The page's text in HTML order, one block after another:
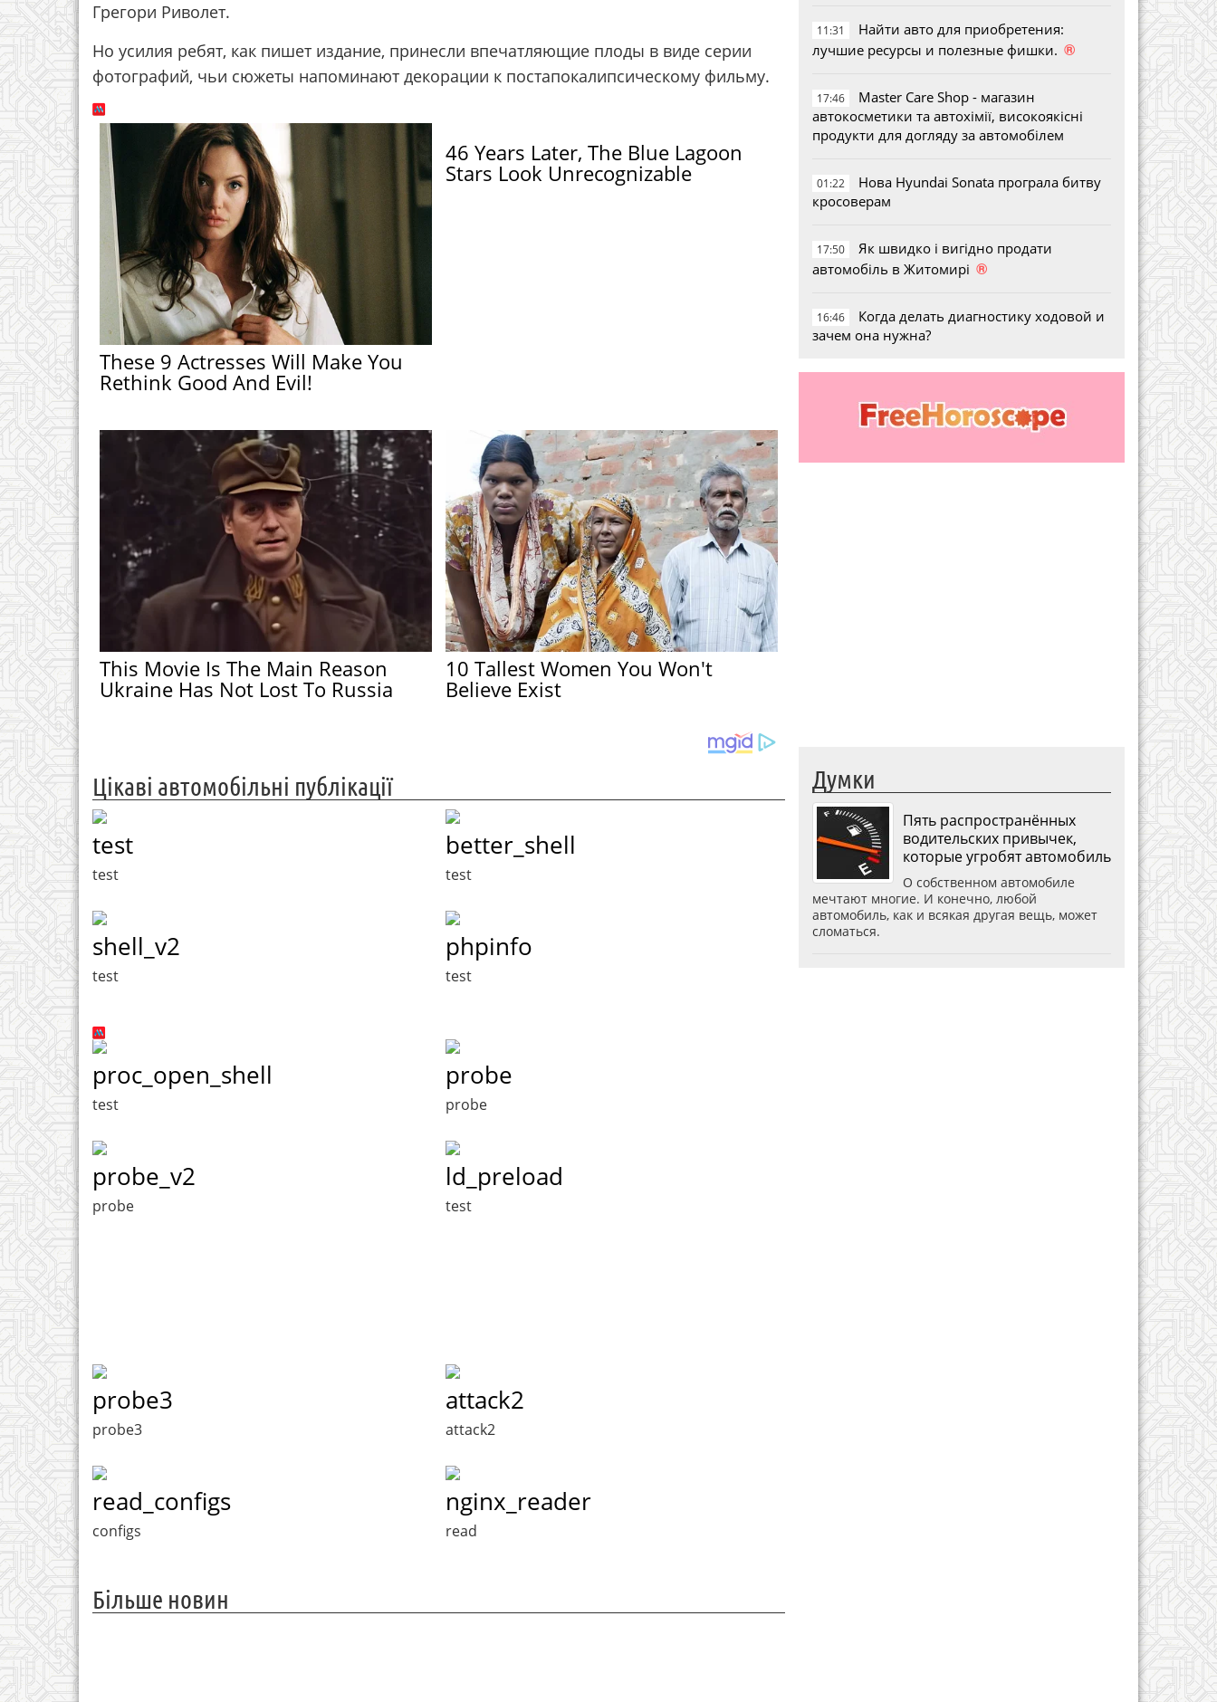
Грегори Риволет.
Но усилия ребят, как пишет издание, принесли впечатляющие плоды в виде серии
фотографий, чьи сюжеты напоминают декорации к постапокалипсическому фильму.
These 9 Actresses Will Make You
Rethink Good And Evil!
46 Years Later, The Blue Lagoon
Stars Look Unrecognizable
This Movie Is The Main Reason
Ukraine Has Not Lost To Russia
10 Tallest Women You Won't
Believe Exist
Цікаві автомобільні публікації
test
test
better_shell
test
shell_v2
test
phpinfo
test
proc_open_shell
test
probe
probe
probe_v2
probe
ld_preload
test
probe3
probe3
attack2
attack2
read_configs
configs
nginx_reader
read
Більше новин
11:31
Найти авто для приобретения:
лучшие ресурсы и полезные фишки. ®
17:46
Master Care Shop - магазин
автокосметики та автохімії, високоякісні
продукти для догляду за автомобілем
01:22
Нова Hyundai Sonata програла битву
кросоверам
17:50
Як швидко і вигідно продати
автомобіль в Житомирі ®
16:46
Когда делать диагностику ходовой и
зачем она нужна?
Думки
Пять распространённых
водительских привычек,
которые угробят автомобиль
О собственном автомобиле
мечтают многие. И конечно, любой
автомобиль, как и всякая другая вещь, может
сломаться.